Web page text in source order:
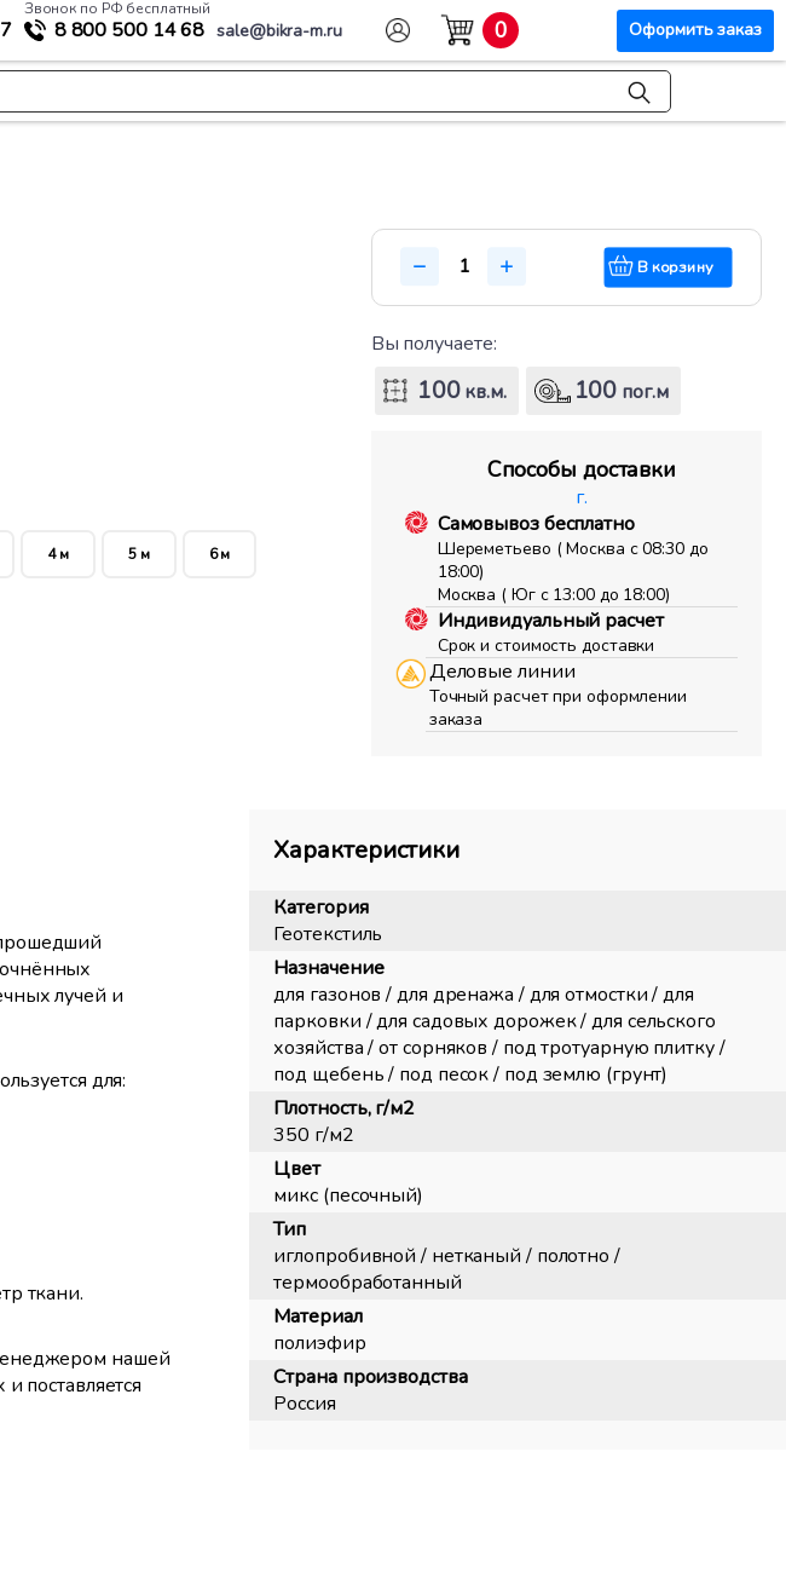
Звонок по РФ бесплатный
8 800 500 14 68 sale@bikra-m.ru 0 Оформить заказ
4 м 5 м 6 м
В корзину
Вы получаете:
100кв.м. 100 пог.м
Способы доставки
г.
Самовывоз бесплатно
Шереметьево ( Москва с 08:30 до
18:00)
Москва ( Юг с 13:00 до 18:00)
Индивидуальный расчет
Срок и стоимость доставки
Деловые линии
Точный расчет при оформлении
заказа
лучей и
для:
ткани.
нашей
поставляется
Характеристики
Категория
Геотекстиль
Назначение
для газонов / для дренажа / для отмостки / для
парковки / для садовых дорожек / для сельского
хозяйства / от сорняков / под тротуарную плитку /
под щебень / под песок / под землю (грунт)
Плотность, г/м2
350 г/м2
Цвет
микс (песочный)
Тип
иглопробивной / нетканый / полотно /
термообработанный
Материал
полиэфир
Страна производства
Россия